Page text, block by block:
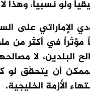
ولو نسبياً، وهذا
الإماراتي
في أكثر من
لا
أن يتحقّق لو
الأزمة الخليجية.